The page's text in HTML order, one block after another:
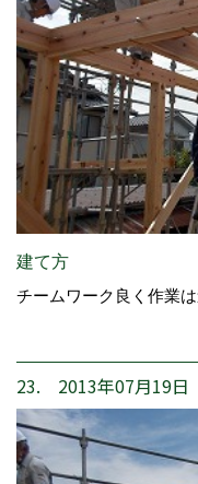
建て方
チームワーク良く作業は
23. 2013年07月19日